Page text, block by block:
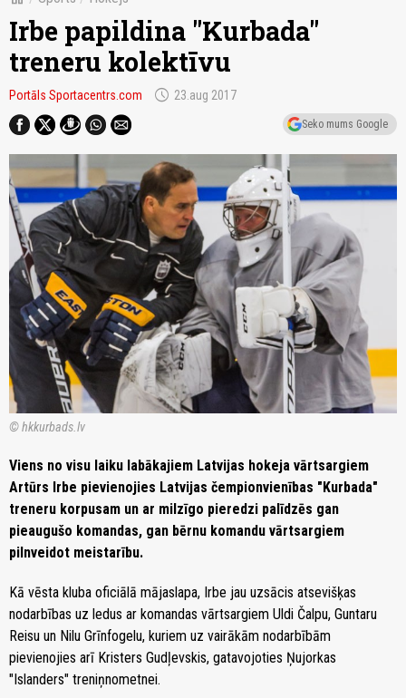
Irbe papildina "Kurbada"
treneru kolektīvu
Portāls Sportacentrs.com schedule 23.aug 2017
Seko mums Google
© hkkurbads.lv
Viens no visu laiku labākajiem Latvijas hokeja vārtsargiem
Artūrs Irbe pievienojies Latvijas čempionvienības "Kurbada"
treneru korpusam un ar milzīgo pieredzi palīdzēs gan
pieaugušo komandas, gan bērnu komandu vārtsargiem
pilnveidot meistarību.
Kā vēsta kluba oficiālā mājaslapa, Irbe jau uzsācis atsevišķas
nodarbības uz ledus ar komandas vārtsargiem Uldi Čalpu, Guntaru
Reisu un Nilu Grīnfogelu, kuriem uz vairākām nodarbībām
pievienojies arī Kristers Gudļevskis, gatavojoties Ņujorkas
"Islanders" treniņnometnei.